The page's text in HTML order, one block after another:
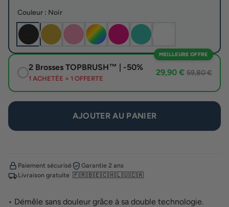
Couleur : Noir
MEILLEURE OFFRE
2 Brosses TOPBRUSH™ | -50%
1 ACHETÉE = 1 OFFERTE
29,90 € 59,80 €
AJOUTER AU PANIER
Paiement sécurisé
Garantie 2 ans
Livraison gratuite
🇫🇷🇧🇪🇨🇭🇱🇺🇨🇦
• Démêle sans douleur grâce à sa double technologie.